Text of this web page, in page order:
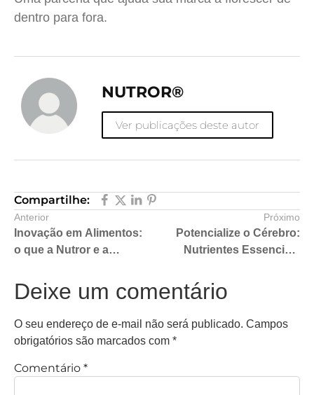
dentro para fora.
NUTROR®
Ver publicações deste autor
Compartilhe:
Anterior
Inovação em Alimentos:
o que a Nutror e a
apresentando no NIS
2025
Próximo
Potencialize o Cérebro:
Nutrientes Essenciais
Cognitiva através de
Estratégicas
Deixe um comentário
O seu endereço de e-mail não será publicado. Campos
obrigatórios são marcados com *
Comentário *